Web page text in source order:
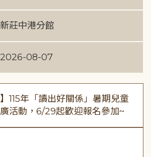
新莊中港分館
2026-08-07
】115年「讀出好關係」暑期兒童
活動，6/29起歡迎報名參加~